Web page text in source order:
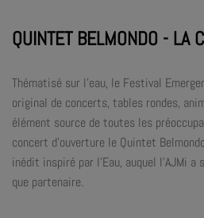
QUINTET BELMONDO - LA
Thématisé sur l’eau, le Festival
original de concerts, tables rondes,
élément source de toutes les
concert d’ouverture le Quintet
inédit inspiré par l’Eau, auquel l’AJMi
que partenaire.